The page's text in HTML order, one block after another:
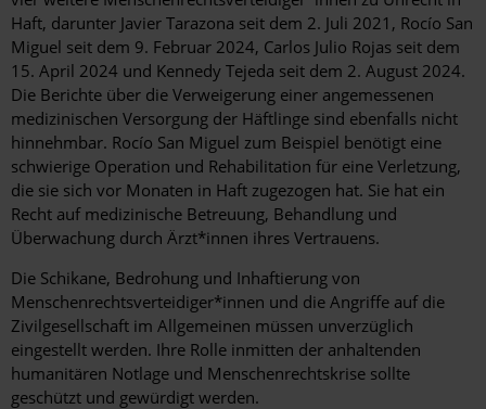
Haft, darunter Javier Tarazona seit dem 2. Juli 2021, Rocío San
Miguel seit dem 9. Februar 2024, Carlos Julio Rojas seit dem
15. April 2024 und Kennedy Tejeda seit dem 2. August 2024.
Die Berichte über die Verweigerung einer angemessenen
medizinischen Versorgung der Häftlinge sind ebenfalls nicht
hinnehmbar. Rocío San Miguel zum Beispiel benötigt eine
schwierige Operation und Rehabilitation für eine Verletzung,
die sie sich vor Monaten in Haft zugezogen hat. Sie hat ein
Recht auf medizinische Betreuung, Behandlung und
Überwachung durch Ärzt*innen ihres Vertrauens.
Die Schikane, Bedrohung und Inhaftierung von
Menschenrechtsverteidiger*innen und die Angriffe auf die
Zivilgesellschaft im Allgemeinen müssen unverzüglich
eingestellt werden. Ihre Rolle inmitten der anhaltenden
humanitären Notlage und Menschenrechtskrise sollte
geschützt und gewürdigt werden.